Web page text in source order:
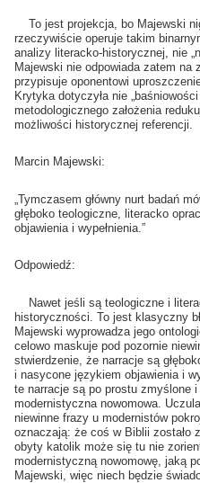
To jest projekcja, bo Majewski
rzeczywiście operuje takim
analizy literacko-historycznej, nie
Majewski nie odpowiada zatem
przypisuje oponentowi
Krytyka dotyczyła nie
metodologicznego założenia
możliwości historycznej referencji.
Marcin Majewski:
„Tymczasem główny nurt badań
głęboko teologiczne, literacko
objawienia i wypełnienia.”
Odpowiedź:
Nawet jeśli są teologiczne i
historyczności. To jest klasyczny
Majewski wyprowadza jego
celowo maskuje pod pozornie
stwierdzenie, że narracje są
i nasycone językiem objawienia i
te narracje są po prostu zmyślone
modernistyczna nowomowa.
niewinne frazy u modernistów
oznaczają: że coś w Biblii zostało
obyty katolik może się tu nie
modernistyczną nowomowę, jaką
Majewski, więc niech będzie